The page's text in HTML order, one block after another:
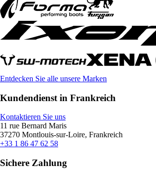
Entdecken Sie alle unsere Marken
Kundendienst in Frankreich
Kontaktieren Sie uns
11 rue Bernard Maris
37270 Montlouis-sur-Loire, Frankreich
+33 1 86 47 62 58
Sichere Zahlung